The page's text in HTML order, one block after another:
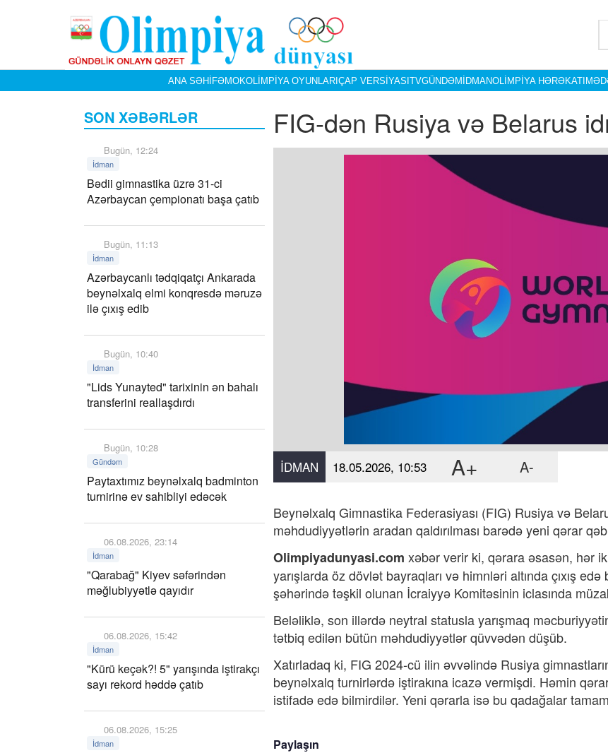
ANA SƏHIFƏMOKOLIMPIYA OYUNLARIÇAP VERSIYASITVGÜNDƏMİDMANOLIMPIYA HƏRƏKATI
SON XƏBƏRLƏR
Bugün, 12:24
İdman
Bədii gimnastika üzrə 31-ci
Azərbaycan çempionatı başa çatıb
Bugün, 11:13
İdman
Azərbaycanlı tədqiqatçı Ankarada
beynəlxalq elmi konqresdə məruzə
ilə çıxış edib
Bugün, 10:40
İdman
"Lids Yunayted" tarixinin ən bahalı
transferini reallaşdırdı
Bugün, 10:28
Gündəm
Paytaxtımız beynəlxalq badminton
turnirinə ev sahibliyi edəcək
06.08.2026, 23:14
İdman
"Qarabağ" Kiyev səfərindən
məğlubiyyətlə qayıdır
06.08.2026, 15:42
İdman
"Kürü keçək?! 5" yarışında iştirakçı
sayı rekord həddə çatıb
06.08.2026, 15:25
İdman
FIG-dən Rusiya və Belarus
İDMAN 18.05.2026, 10:53 A+ A-
Beynəlxalq Gimnastika Federasiyası (FIG) Rusiya və
məhdudiyyətlərin aradan qaldırılması barədə yeni qərar
Olimpiyadunyasi.com xəbər verir ki, qərara əsasən, hər
yarışlarda öz dövlət bayraqları və himnləri altında çıxış
şəhərində təşkil olunan İcraiyyə Komitəsinin iclasında
Beləliklə, son illərdə neytral statusla yarışmaq
tətbiq edilən bütün məhdudiyyətlər qüvvədən düşüb.
Xatırladaq ki, FIG 2024-cü ilin əvvəlində Rusiya
beynəlxalq turnirlərdə iştirakına icazə vermişdi. Həmin
istifadə edə bilmirdilər. Yeni qərarla isə bu qadağalar
Paylaşın